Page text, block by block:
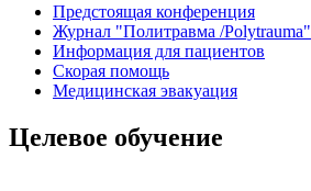
Предстоящая конференция
Журнал "Политравма /Polytrauma"
Информация для пациентов
Скорая помощь
Медицинская эвакуация
Целевое обучение